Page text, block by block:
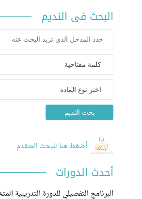
البحث فى النديم
أضغط هنا للبحث المتقدم
أحدث الدورات
البرنامج التفصيلي للدورة التدريبية